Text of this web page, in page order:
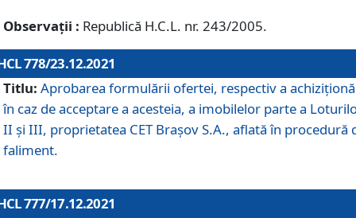
Observații : Republică H.C.L. nr. 243/2005.
778/23.12.2021
Titlu: Aprobarea formulării ofertei, respectiv a
în caz de acceptare a acesteia, a imobilelor parte a
II și III, proprietatea CET Brașov S.A., aflată în procedură
faliment.
777/17.12.2021